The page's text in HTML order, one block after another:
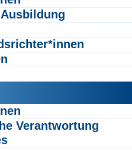
Verantwortung